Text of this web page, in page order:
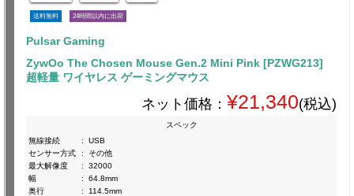
送料無料 24時間以内に出荷
Pulsar Gaming
ZywOo The Chosen Mouse Gen.2 Mini Pink [PZWG213]
超軽量 ワイヤレス ゲーミングマウス
ネット価格： ¥21,340(税込)
スペック
無線接続
:
USB
センサー方式
:
その他
最大解像度
:
32000
幅
:
64.8mm
奥行
:
114.5mm